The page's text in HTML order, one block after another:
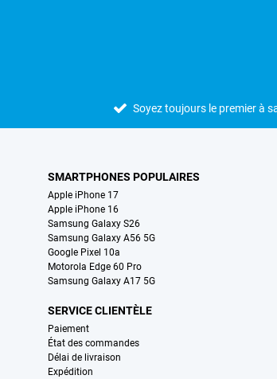
Soyez toujours le premier à
SMARTPHONES POPULAIRES
Apple iPhone 17
Apple iPhone 16
Samsung Galaxy S26
Samsung Galaxy A56 5G
Google Pixel 10a
Motorola Edge 60 Pro
Samsung Galaxy A17 5G
SERVICE CLIENTÈLE
Paiement
État des commandes
Délai de livraison
Expédition